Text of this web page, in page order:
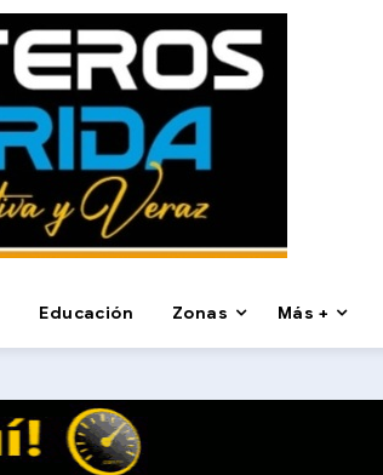
Educación Zonas Más +